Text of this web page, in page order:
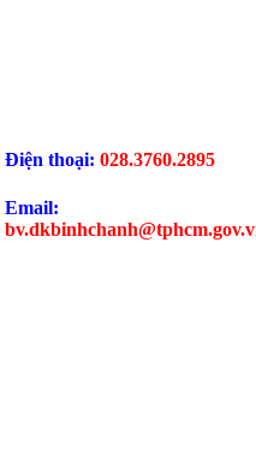
Điện thoại: 028.3760.2895
Email: